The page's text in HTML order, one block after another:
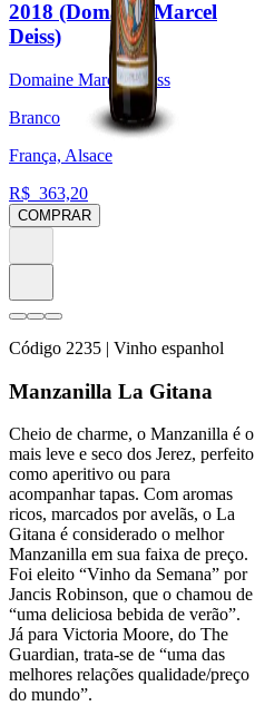
2018 (Domaine Marcel
Deiss)
Domaine Marcel Deiss
Branco
França, Alsace
R$ 363,20
COMPRAR
Código 2235 | Vinho espanhol
Manzanilla La Gitana
Cheio de charme, o Manzanilla é o
mais leve e seco dos Jerez, perfeito
como aperitivo ou para
acompanhar tapas. Com aromas
ricos, marcados por avelãs, o La
Gitana é considerado o melhor
Manzanilla em sua faixa de preço.
Foi eleito “Vinho da Semana” por
Jancis Robinson, que o chamou de
“uma deliciosa bebida de verão”.
Já para Victoria Moore, do The
Guardian, trata-se de “uma das
melhores relações qualidade/preço
do mundo”.